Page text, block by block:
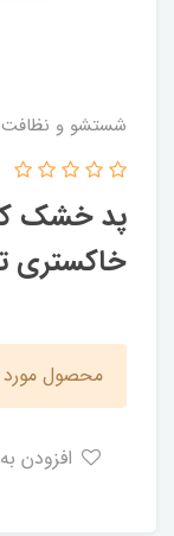
شستشو و نظافت
پد خشک
خاکستری
محصول مورد